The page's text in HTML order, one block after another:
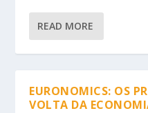
READ MORE
EURONOMICS: OS
VOLTA DA